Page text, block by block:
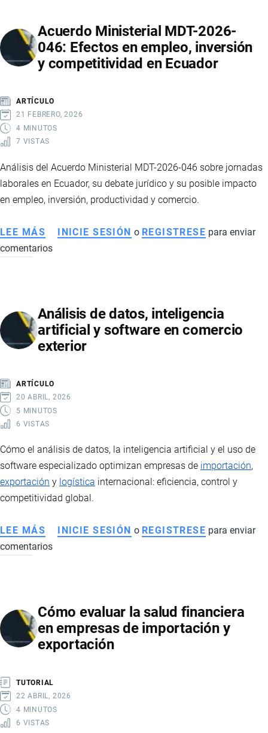
PARA
LA
COMPETITIVIDAD
Acuerdo Ministerial MDT-2026-
046: Efectos en empleo, inversión
y competitividad en Ecuador
ARTÍCULO
21 FEBRERO, 2026
4 MINUTOS
7 VISTAS
Análisis del Acuerdo Ministerial MDT-2026-046 sobre jornadas
laborales en Ecuador, su debate jurídico y su posible impacto
en empleo, inversión, productividad y comercio.
LEE MÁS SOBRE
ACUERDO
046:
EFECTOS
EN
COMPETITIVIDAD
EN
INICIE SESIÓN o REGISTRESE para enviar
comentarios
Análisis de datos, inteligencia
artificial y software en comercio
exterior
ARTÍCULO
20 ABRIL, 2026
5 MINUTOS
6 VISTAS
Cómo el análisis de datos, la inteligencia artificial y el uso de
software especializado optimizan empresas de importación,
exportación y logística internacional: eficiencia, control y
competitividad global.
LEE MÁS SOBRE
ANÁLISIS
ARTIFICIAL
Y
SOFTWARE
EXTERIOR
INICIE SESIÓN o REGISTRESE para enviar
comentarios
Cómo evaluar la salud financiera
en empresas de importación y
exportación
TUTORIAL
22 ABRIL, 2026
4 MINUTOS
6 VISTAS